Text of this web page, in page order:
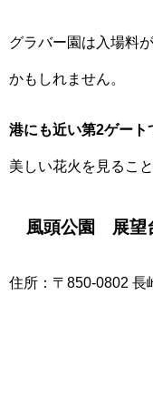
グラバー園は入場料
かもしれません。
港にも近い第2ゲート
美しい花火を見るこ
風頭公園 展望
住所：〒850-0802 長